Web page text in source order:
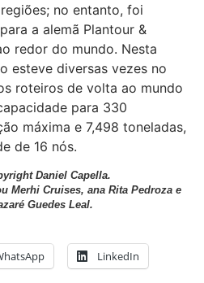
no entanto, foi
a alemã Plantour &
redor do mundo. Nesta
esteve diversas vezes no
roteiros de volta ao mundo
para 330
máxima e 7,498 toneladas,
de 16 nós.
Daniel Capella.
Merhi Cruises, ana Rita Pedroza e
Guedes Leal.
LinkedIn